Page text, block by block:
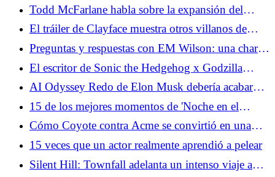
conozca a los psicópatas adolescentes
estadounidenses de la autoficción autoerótica
Todd McFarlane habla sobre la expansión del
universo Spawn antes de su gran aniversario
El tráiler de Clayface muestra otros villanos de
Batman
Preguntas y respuestas con EM Wilson: una charla
con el escritor detrás del libro viral 'Situationship'
El escritor de Sonic the Hedgehog x Godzilla
habla sobre cruces imposibles de escalamiento de
potencia
AI Odyssey Redo de Elon Musk debería acabar
con las conversaciones sobre películas sobre IA de
una vez por todas
15 de los mejores momentos de 'Noche en el
Museo'
Cómo Coyote contra Acme se convirtió en una
saga de Hollywood de David contra Goliat en la
vida real
15 veces que un actor realmente aprendió a pelear
Silent Hill: Townfall adelanta un intenso viaje a